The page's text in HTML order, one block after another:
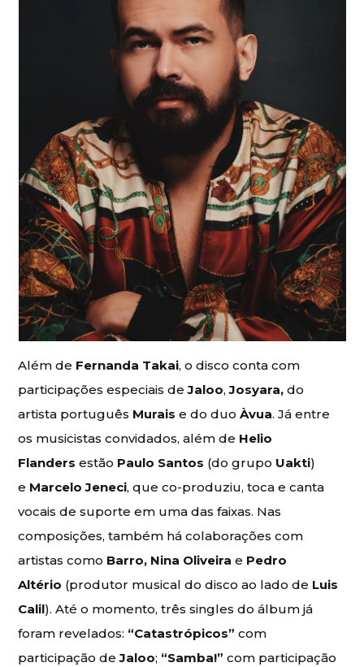
Além de Fernanda Takai, o disco conta com
participações especiais deJaloo,Josyara, do
artista português Murais e do duoÀvua. Já entre
os musicistas convidados, além de Helio
Flanders estão Paulo Santos (do grupo Uakti)
e Marcelo Jeneci, que co-produziu, toca e canta
vocais de suporte em uma das faixas. Nas
composições, também há colaborações com
artistas como Barro, Nina Oliveira e Pedro
Altério (produtor musical do disco ao lado de Luis
Calil). Até o momento, três singles do álbum já
foram revelados: “Catastrópicos” com
participação deJaloo; “Samba!” com participação